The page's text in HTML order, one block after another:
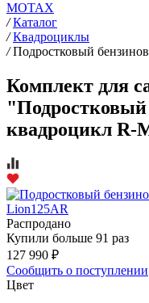
MOTAX
/ Каталог
/ Квадроциклы
/ Подростковый
Комплект для
квадроцикл R-
Распродано
Купили больше 91 раз
127 990 ₽
Сообщить о поступлении
Цвет